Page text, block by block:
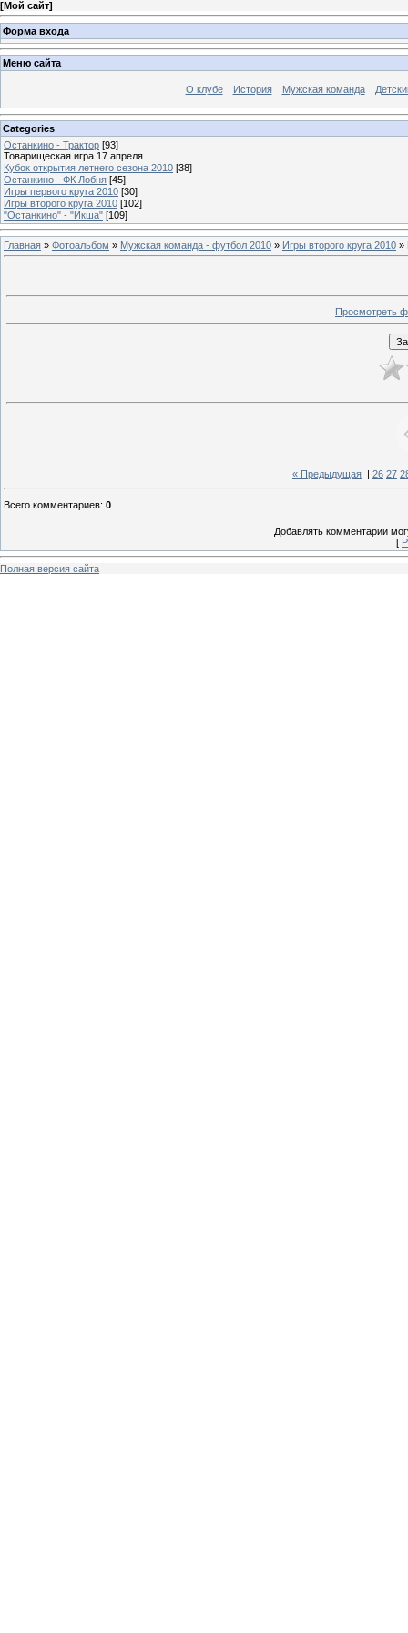
[Мой сайт]
Форма входа
Меню сайта
О клубе История Мужская команда
Categories
Останкино - Трактор [93]
Товарищеская игра 17 апреля.
Кубок открытия летнего сезона 2010 [38]
Останкино - ФК Лобня [45]
Игры первого круга 2010 [30]
Игры второго круга 2010 [102]
"Останкино" - "Икша" [109]
Главная » Фотоальбом » Мужская команда - футбол 2010 » Игры второго круга 2010 »
Просмотреть
« Предыдущая 26 27
Всего комментариев: 0
Добавлять комментарии
[
Полная версия сайта